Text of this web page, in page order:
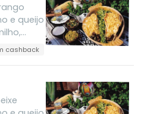
e queijo
sour
cashback